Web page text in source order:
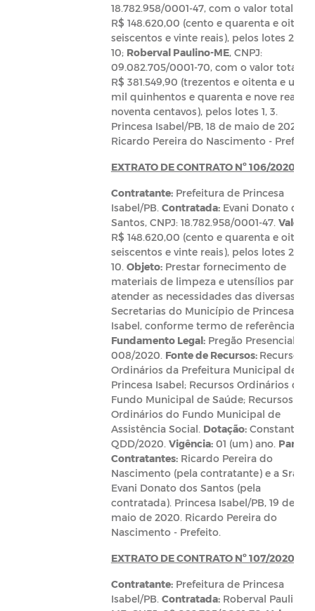
18.782.958/0001-47, com o valor total de
R$ 148.620,00 (cento e quarenta e oito
seiscentos e vinte reais), pelos lotes 2, 6,
10; Roberval Paulino-ME, CNPJ:
09.082.705/0001-70, com o valor total de
R$ 381.549,90 (trezentos e oitenta e um
mil quinhentos e quarenta e nove reais e
noventa centavos), pelos lotes 1, 3.
Princesa Isabel/PB, 18 de maio de 2020.
Ricardo Pereira do Nascimento - Prefeito.
EXTRATO DE CONTRATO Nº 106/2020
Contratante:Prefeitura de Princesa
Isabel/PB. Contratada:Evani Donato dos
Santos, CNPJ: 18.782.958/0001-47. Valor:
R$ 148.620,00 (cento e quarenta e oito
seiscentos e vinte reais), pelos lotes 2, 6,
10. Objeto:Prestar fornecimento de
materiais de limpeza e utensílios para
atender as necessidades das diversas
Secretarias do Município de Princesa
Isabel, conforme termo de referência.
Fundamento Legal:Pregão Presencial nº
008/2020. Fonte de Recursos: Recursos
Ordinários da Prefeitura Municipal de
Princesa Isabel; Recursos Ordinários do
Fundo Municipal de Saúde; Recursos
Ordinários do Fundo Municipal de
Assistência Social. Dotação:Constante no
QDD/2020. Vigência:01 (um) ano. Partes
Contratantes:Ricardo Pereira do
Nascimento (pela contratante) e a Sra.
Evani Donato dos Santos (pela
contratada). Princesa Isabel/PB, 19 de
maio de 2020. Ricardo Pereira do
Nascimento - Prefeito.
EXTRATO DE CONTRATO Nº 107/2020
Contratante:Prefeitura de Princesa
Isabel/PB. Contratada:Roberval Paulino-